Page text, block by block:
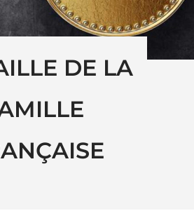
DE LA